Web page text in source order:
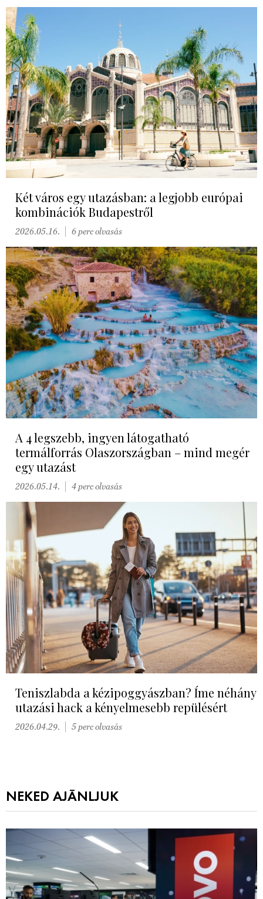
Két város egy utazásban: a legjobb európai
kombinációk Budapestről
2026.05.16. 6 perc olvasás
A 4 legszebb, ingyen látogatható
termálforrás Olaszországban – mind megér
egy utazást
2026.05.14. 4 perc olvasás
Teniszlabda a kézipoggyászban? Íme néhány
utazási hack a kényelmesebb repülésért
2026.04.29. 5 perc olvasás
NEKED AJÁNLJUK